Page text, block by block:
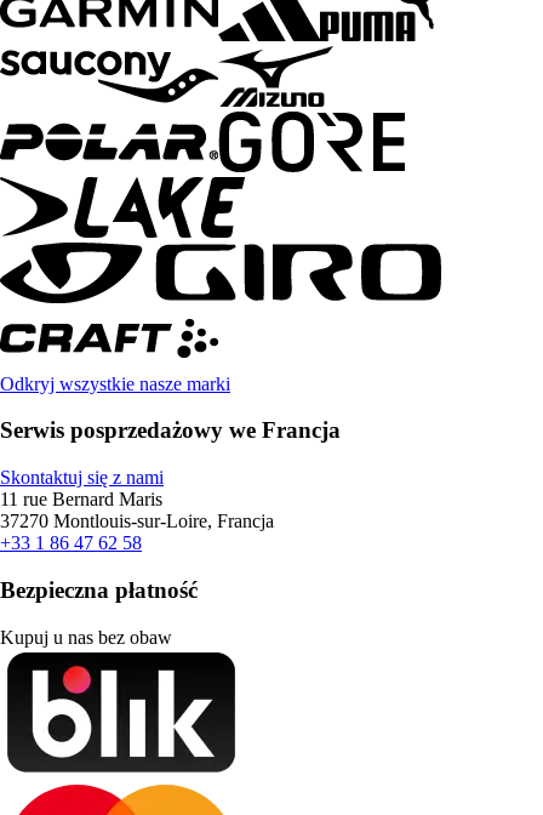
Odkryj wszystkie nasze marki
Serwis posprzedażowy we Francja
Skontaktuj się z nami
11 rue Bernard Maris
37270 Montlouis-sur-Loire, Francja
+33 1 86 47 62 58
Bezpieczna płatność
Kupuj u nas bez obaw